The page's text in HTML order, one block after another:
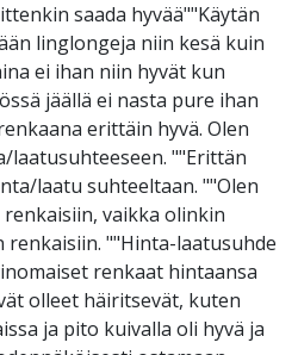
saada hyvää""Käytän
linglongeja niin kesä kuin
ei ihan niin hyvät kun
jäällä ei nasta pure ihan
erittäin hyvä. Olen
""Erittän
laatu suhteeltaan. ""Olen
vaikka olinkin
""Hinta-laatusuhde
renkaat hintaansa
olleet häiritsevät, kuten
ja pito kuivalla oli hyvä ja